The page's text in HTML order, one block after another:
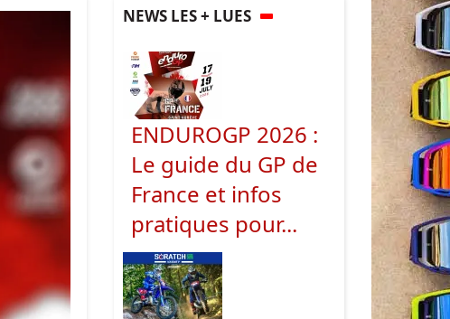
NEWS LES + LUES
ENDUROGP 2026 :
Le guide du GP de
France et infos
pratiques pour...